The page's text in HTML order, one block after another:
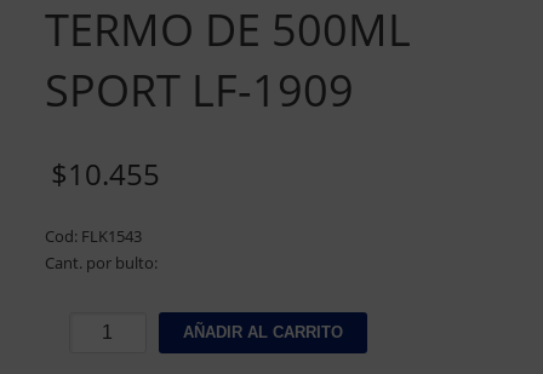
TERMO DE 500ML
SPORT LF-1909
$10.455
Cod: FLK1543
Cant. por bulto:
AÑADIR AL CARRITO